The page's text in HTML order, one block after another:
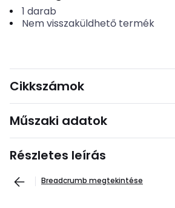
1 darab
Nem visszaküldhető termék
Cikkszámok
Műszaki adatok
Részletes leírás
Breadcrumb megtekintése